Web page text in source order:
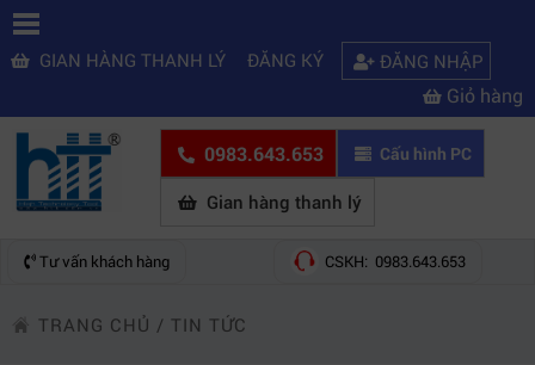
GIAN HÀNG THANH LÝ ĐĂNG KÝ ĐĂNG NHẬP
Giỏ hàng
0983.643.653 Cấu hình PC
Gian hàng thanh lý
Tư vấn khách hàng CSKH: 0983.643.653
TRANG CHỦ / TIN TỨC